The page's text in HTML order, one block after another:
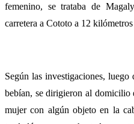
femenino, se trataba de
carretera a Cototo a 12
Según las investigaciones,
bebían, se dirigieron al domicilio
mujer con algún objeto en la